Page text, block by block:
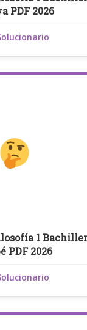
PDF 2026
1
PDF 2026